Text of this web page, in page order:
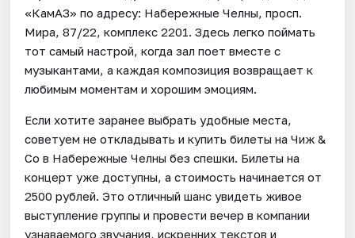
«КамАЗ» по адресу: Набережные Челны, просп.
Мира, 87/22, комплекс 2201. Здесь легко поймать
тот самый настрой, когда зал поет вместе с
музыкантами, а каждая композиция возвращает к
любимым моментам и хорошим эмоциям.
Если хотите заранее выбрать удобные места,
советуем не откладывать и купить билеты на Чиж &
Co в Набережные Челны без спешки. Билеты на
концерт уже доступны, а стоимость начинается от
2500 рублей. Это отличный шанс увидеть живое
выступление группы и провести вечер в компании
узнаваемого звучания, искренних текстов и